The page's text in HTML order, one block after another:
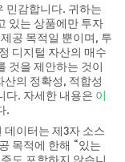
민감합니다. 귀하는
있는 상품에만 투자
공 목적일 뿐이며, 투
디지털 자산의 매수
것을 제안하는 것이
산의 정확성, 적합성
다. 자세한 내용은 이
.
데이터는 제3자 소스
목적에 한해 “있는
도 포함하지 않습니